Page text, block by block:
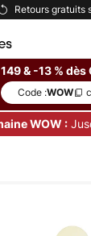
Retours gratuits
& -13 % dès
Code :WOW
WOW :